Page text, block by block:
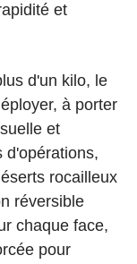
et
d'un kilo, le
à porter
et
d'opérations,
rocailleux
réversible
chaque face,
pour